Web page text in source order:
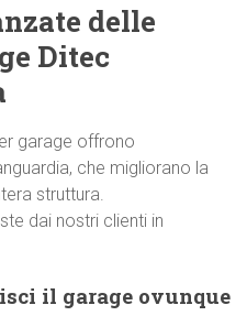
delle
Ditec
garage offrono
che migliorano la
struttura.
dai nostri clienti in
il garage ovunque